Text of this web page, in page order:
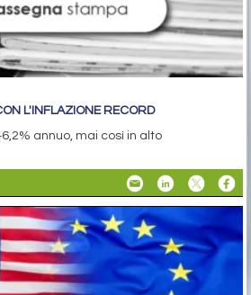
L'INFLAZIONE RECORD
annuo, mai così in alto